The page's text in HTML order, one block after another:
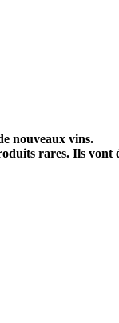
nouveaux vins.
rares. Ils vont